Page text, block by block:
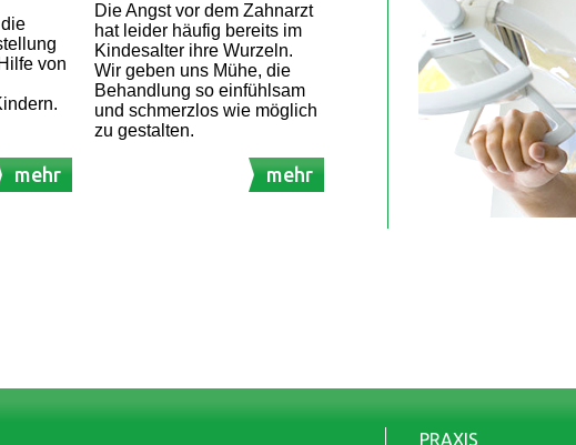
von
mehr
Die Angst vor dem Zahnarzt
hat leider häufig bereits im
Kindesalter ihre Wurzeln.
Wir geben uns Mühe, die
Behandlung so einfühlsam
und schmerzlos wie möglich
zu gestalten.
mehr
PRAXIS